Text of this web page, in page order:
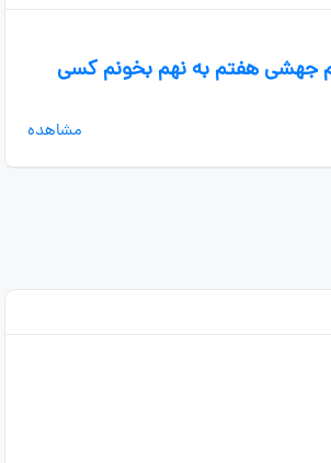
جهشی هفتم به نهم بخونم کسی
مشاهده